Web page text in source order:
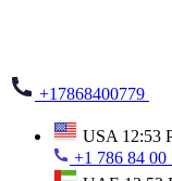
+17868400779
USA 12:53
+1 786 84 00